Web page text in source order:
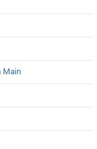
Main